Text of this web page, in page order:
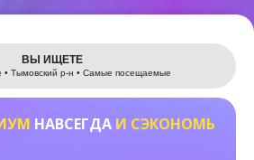
Leaflet
ВЫ ИЩЕТЕ
• Тымовский р-н • Самые посещаемые
НАВСЕГДА И СЭКОНОМЬ